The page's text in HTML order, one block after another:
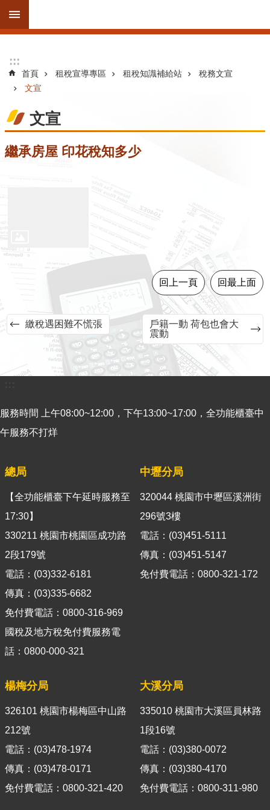
跳到主要內容區塊
階
搜
尋
訊
息
務
交
流
租
稅
專
區
分
眾
覽
視
客
服
房
稅
更
多
務
返
:::
:::
首頁 租稅宣導專區 租稅知識補給站
稅務文宣
文宣
文宣
繼承房屋 印花稅知多少
回上一頁 回最上面
繳稅遇困難不慌張
戶籍一動 荷包也會大
震動
服務時間 上午08:00~12:00，下午13:00~17:00，全功能櫃臺中
午服務不打烊
總局
【全功能櫃臺下午延時服務至
17:30】
330211 桃園市桃園區成功路
2段179號
電話：(03)332-6181
傳真：(03)335-6682
免付費電話：0800-316-969
國稅及地方稅免付費服務電
話：0800-000-321
中壢分局
320044 桃園市中壢區溪洲街
296號3樓
電話：(03)451-5111
傳真：(03)451-5147
免付費電話：0800-321-172
楊梅分局
326101 桃園市楊梅區中山路
212號
電話：(03)478-1974
傳真：(03)478-0171
免付費電話：0800-321-420
大溪分局
335010 桃園市大溪區員林路
1段16號
電話：(03)380-0072
傳真：(03)380-4170
免付費電話：0800-311-980